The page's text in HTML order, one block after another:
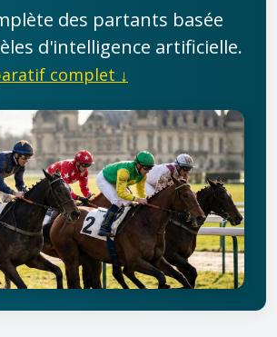
des partants basée
d'intelligence artificielle.
complet ↓